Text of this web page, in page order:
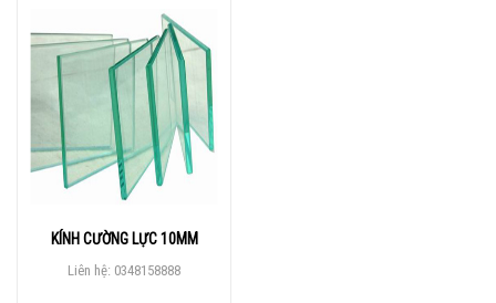
KÍNH CƯỜNG LỰC 10MM
Liên hệ: 0348158888